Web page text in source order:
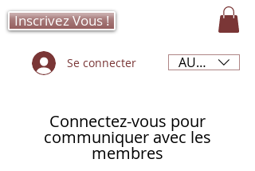
Inscrivez Vous !
Se connecter AUD (AU$)
Connectez-vous pour
communiquer avec les
membres